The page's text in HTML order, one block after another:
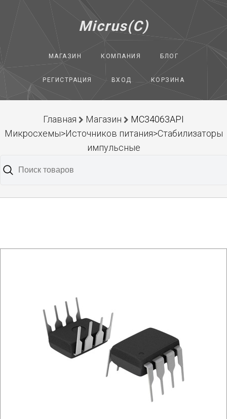
Micrus(C)
МАГАЗИН КОМПАНИЯ БЛОГ
РЕГИСТРАЦИЯ ВХОД КОРЗИНА
Главная Магазин
MC34063API
Микросхемы>Источников питания>Стабилизаторы
импульсные